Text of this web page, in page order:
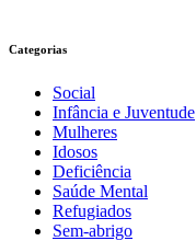
Categorias
Social
Infância e Juventude
Mulheres
Idosos
Deficiência
Saúde Mental
Refugiados
Sem-abrigo